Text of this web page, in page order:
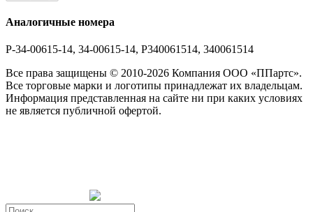
Аналогичные номера
P-34-00615-14, 34-00615-14, P340061514, 340061514
Все права защищены © 2010-2026 Компания ООО «ППартс».
Все торговые марки и логотипы принадлежат их владельцам.
Информация представленная на сайте ни при каких условиях
не является публичной офертой.